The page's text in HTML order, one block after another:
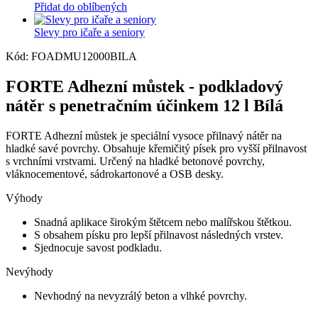
Přidat do oblíbených
Slevy pro ičaře a seniory
Kód: FOADMU12000BILA
FORTE Adhezní můstek - podkladový
nátěr s penetračním účinkem 12 l Bílá
FORTE Adhezní můstek je speciální vysoce přilnavý nátěr na
hladké savé povrchy. Obsahuje křemičitý písek pro vyšší přilnavost
s vrchními vrstvami. Určený na hladké betonové povrchy,
vláknocementové, sádrokartonové a OSB desky.
Výhody
Snadná aplikace širokým štětcem nebo malířskou štětkou.
S obsahem písku pro lepší přilnavost následných vrstev.
Sjednocuje savost podkladu.
Nevýhody
Nevhodný na nevyzrálý beton a vlhké povrchy.